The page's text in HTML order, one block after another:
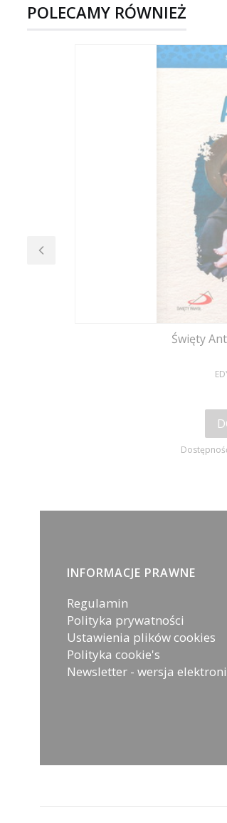
POLECAMY RÓWNIEŻ
Święty
Linki w stopce
INFORMACJE PRAWNE
Regulamin
Polityka prywatności
Ustawienia plików cookies
Polityka cookie's
Newsletter - wersja